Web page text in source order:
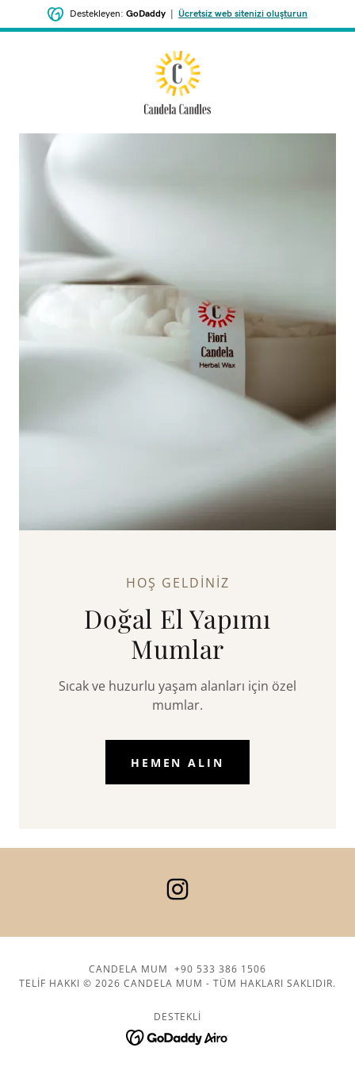
Destekleyen: GoDaddy Ücretsiz web sitenizi oluşturun
HOŞ GELDINIZ
Doğal El Yapımı
Mumlar
Sıcak ve huzurlu yaşam alanları için özel
mumlar.
HEMEN ALIN
CANDELA MUM +90 533 386 1506
TELIF HAKKI © 2026 CANDELA MUM - TÜM HAKLARI SAKLIDIR.
DESTEKLI